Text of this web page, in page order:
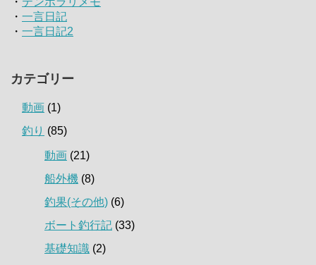
・ 一言日記
・ 一言日記2
カテゴリー
動画 (1)
釣り (85)
動画 (21)
船外機 (8)
釣果(その他) (6)
ボート釣行記 (33)
基礎知識 (2)